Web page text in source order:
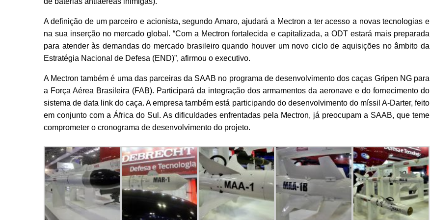
A definição de um parceiro e acionista, segundo Amaro, ajudará a Mectron a ter acesso a novas tecnologias e
na sua inserção no mercado global. “Com a Mectron fortalecida e capitalizada, a ODT estará mais preparada
para atender às demandas do mercado brasileiro quando houver um novo ciclo de aquisições no âmbito da
Estratégia Nacional de Defesa (END)”, afirmou o executivo.
A Mectron também é uma das parceiras da SAAB no programa de desenvolvimento dos caças Gripen NG para
a Força Aérea Brasileira (FAB). Participará da integração dos armamentos da aeronave e do fornecimento do
sistema de data link do caça. A empresa também está participando do desenvolvimento do míssil A-Darter, feito
em conjunto com a África do Sul. As dificuldades enfrentadas pela Mectron, já preocupam a SAAB, que teme
comprometer o cronograma de desenvolvimento do projeto.